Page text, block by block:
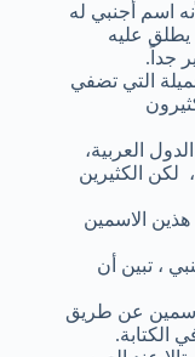
اسم أجنبي له
يطلق عليه
جداً.
التي تضفي
العربية،
لكن الكثيرين
الاسمين
، تبين أن
عن طريق
الكتابة.